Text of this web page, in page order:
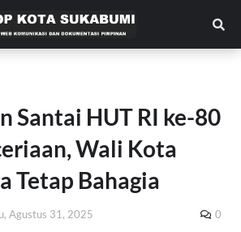
Santai HUT RI ke-80
Wali Kota
Tetap Bahagia
Agustus 31, 2025 0